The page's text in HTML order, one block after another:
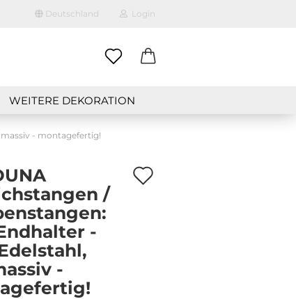
Deutschland Login
vergessen?
WEITERE DEKORATION
- montagefertig!
/
-
-